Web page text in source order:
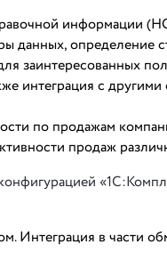
информации
данных,
заинтересованных
интеграция с
по продажам
продаж
Интеграция в части